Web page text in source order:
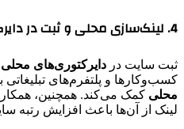
4. لینک‌سازی محلی و ثبت در دایرکتوری‌ها
ثبت سایت در دایرکتوری‌های
کسب‌وکارها و پلتفرم‌های تبلیغاتی
محلی کمک می‌کند. همچنین،
لینک از آن‌ها باعث افزایش